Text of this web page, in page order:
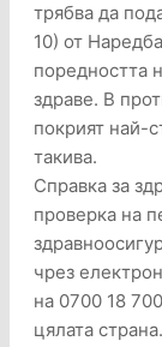
трябва да
10) от
поредността
здраве. В
покрият най-
такива.
Справка за
проверка на
чрез
на 0700 18
цялата